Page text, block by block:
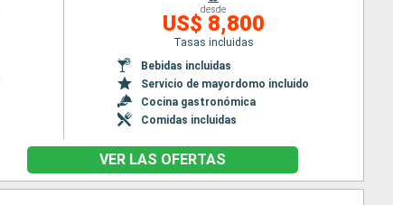
desde
US$ 8,800
Tasas incluidas
Bebidas incluidas
Servicio de mayordomo incluido
Cocina gastronómica
Comidas incluidas
VER LAS OFERTAS